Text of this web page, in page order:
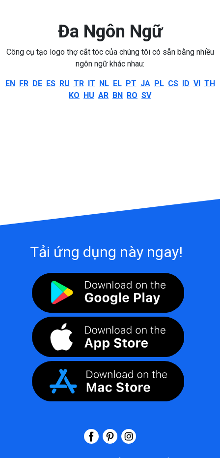
Đa Ngôn Ngữ
Công cụ tạo logo thợ cắt tóc của chúng tôi có sẵn bằng nhiều
ngôn ngữ khác nhau:
EN FR DE ES RU TR IT NL EL PT JA PL CS ID VI TH
KO HU AR BN RO SV
Tải ứng dụng này ngay!